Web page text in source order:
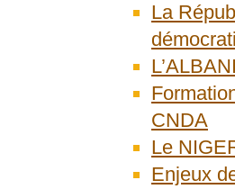
La
CNDA
Le
Enjeux